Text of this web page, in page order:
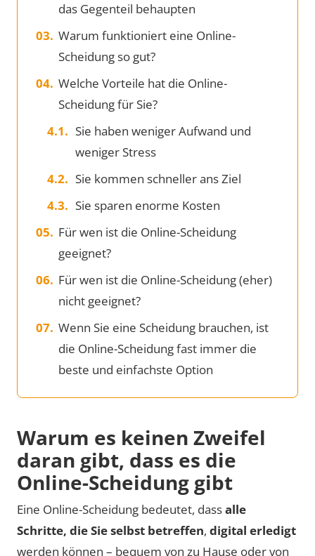
das Gegenteil behaupten
Warum funktioniert eine Online-
Scheidung so gut?
Welche Vorteile hat die Online-
Scheidung für Sie?
Sie haben weniger Aufwand und
weniger Stress
Sie kommen schneller ans Ziel
Sie sparen enorme Kosten
Für wen ist die Online-Scheidung
geeignet?
Für wen ist die Online-Scheidung (eher)
nicht geeignet?
Wenn Sie eine Scheidung brauchen, ist
die Online-Scheidung fast immer die
beste und einfachste Option
Warum es keinen Zweifel
daran gibt, dass es die
Online-Scheidung gibt
Eine Online-Scheidung bedeutet, dassalle
Schritte, die Sie selbst betreffen, digital erledigt
werden können – bequem von zu Hause oder von